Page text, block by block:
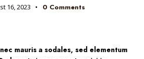
16, 2023 0 Comments
mauris a sodales, sed elementum